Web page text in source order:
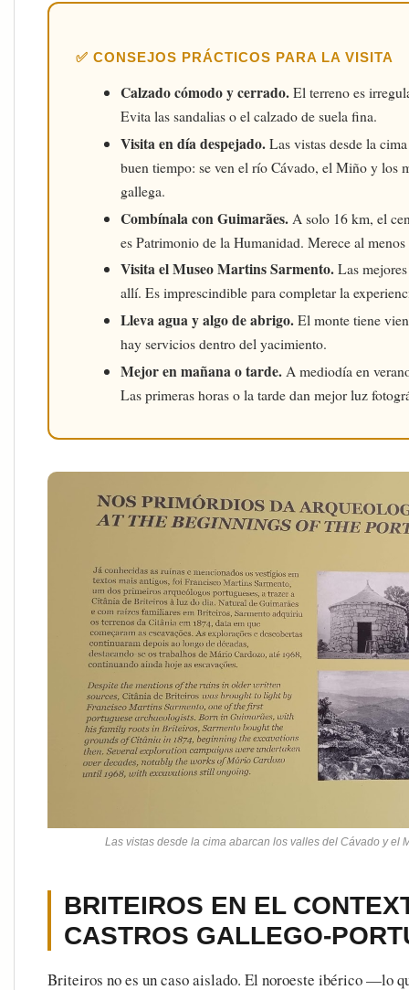
✅ CONSEJOS PRÁCTICOS PARA LA VISITA
Calzado cómodo y cerrado.El terreno es
Evita las sandalias o el calzado de suela fina.
Visita en día despejado.Las vistas desde la
buen tiempo: se ven el río Cávado, el Miño y los
gallega.
Combínala con Guimarães. A solo 16 km, el
es Patrimonio de la Humanidad. Merece al
Visita el Museo Martins Sarmento.Las
allí. Es imprescindible para completar la
Lleva agua y algo de abrigo.El monte tiene
hay servicios dentro del yacimiento.
Mejor en mañana o tarde.A mediodía en
Las primeras horas o la tarde dan mejor luz
Las vistas desde la cima abarcan los valles del Cávado y el
BRITEIROS EN EL
CASTROS GALLEGO-
Briteiros no es un caso aislado. El noroeste ibérico —lo